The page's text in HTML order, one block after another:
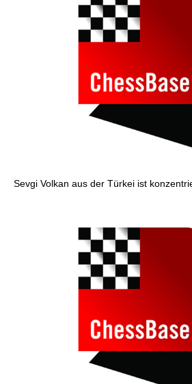
Sevgi Volkan aus der Türkei ist